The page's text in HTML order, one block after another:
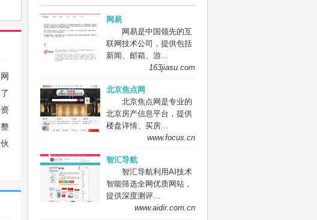
网易
网易是中国领先的互
联网技术公司，提供包括
新闻、邮箱、游...
163jiasu.com
北京焦点网
北京焦点网是专业的
北京房产信息平台，提供
楼盘详情、买房...
www.focus.cn
智汇导航
智汇导航利用AI技术
智能筛选全网优质网站，
提供深度测评...
www.aidir.com.cn